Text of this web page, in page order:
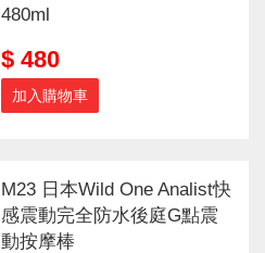
480ml
$ 480
加入購物車
M23 日本Wild One Analist快
感震動完全防水後庭G點震
動按摩棒